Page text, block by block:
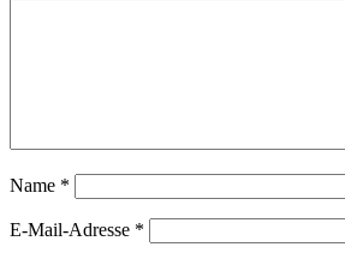
Name *
E-Mail-Adresse *